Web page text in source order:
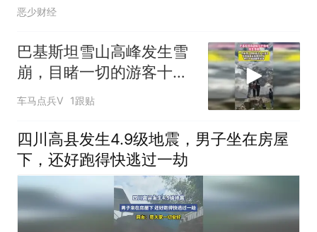
恶少财经
巴基斯坦雪山高峰发生雪
崩，目睹一切的游客十分
淡定
车马点兵V 1跟贴
四川高县发生4.9级地震，男子坐在房屋
下，还好跑得快逃过一劫